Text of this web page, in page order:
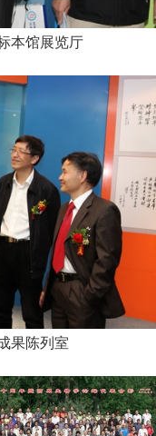
本馆展览厅
果陈列室